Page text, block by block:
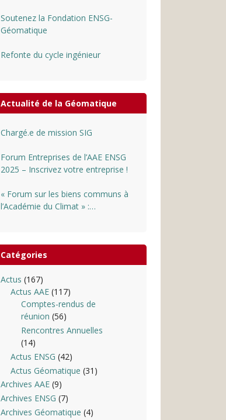
Soutenez la Fondation ENSG-
Géomatique
Refonte du cycle ingénieur
Actualité de la Géomatique
Chargé.e de mission SIG
Forum Entreprises de l’AAE ENSG
2025 – Inscrivez votre entreprise !
« Forum sur les biens communs à
l’Académie du Climat » :
Catégories
Actus (167)
Actus AAE (117)
Comptes-rendus de
réunion (56)
Rencontres Annuelles
(14)
Actus ENSG (42)
Actus Géomatique (31)
Archives AAE(9)
Archives ENSG (7)
Archives Géomatique (4)